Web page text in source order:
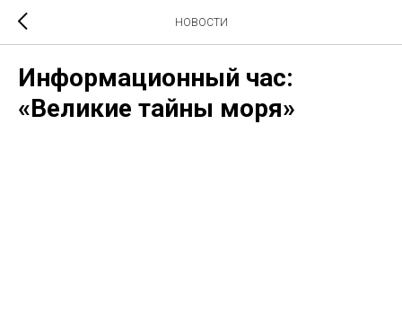
НОВОСТИ
Информационный час:
«Великие тайны моря»